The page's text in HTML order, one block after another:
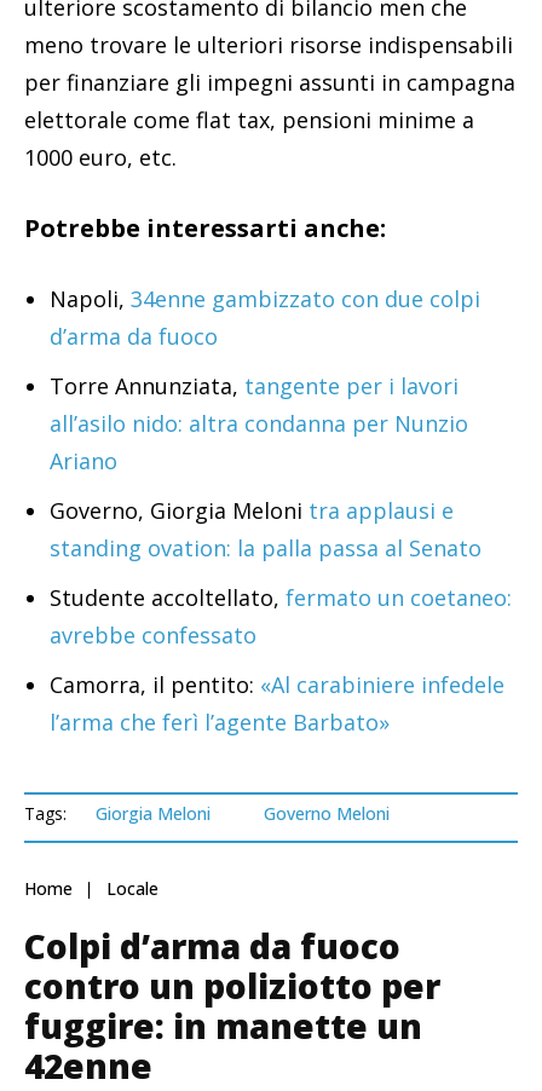
ulteriore scostamento di bilancio men che
meno trovare le ulteriori risorse indispensabili
per finanziare gli impegni assunti in campagna
elettorale come flat tax, pensioni minime a
1000 euro, etc.
Potrebbe interessarti anche:
Napoli, 34enne gambizzato con due colpi
d’arma da fuoco
Torre Annunziata, tangente per i lavori
all’asilo nido: altra condanna per Nunzio
Ariano
Governo, Giorgia Meloni tra applausi e
standing ovation: la palla passa al Senato
Studente accoltellato, fermato un coetaneo:
avrebbe confessato
Camorra, il pentito: «Al carabiniere infedele
l’arma che ferì l’agente Barbato»
Tags: Giorgia Meloni Governo Meloni
Home Locale
Colpi d’arma da fuoco
contro un poliziotto per
fuggire: in manette un
42enne